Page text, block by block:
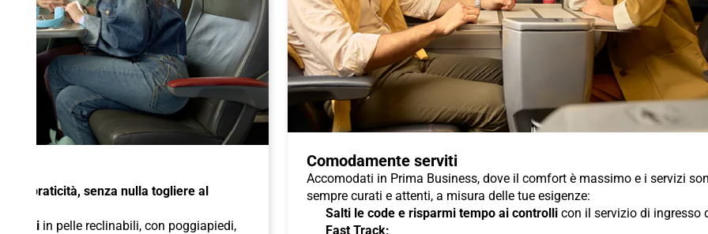
e praticità, senza nulla togliere al
sedili in pelle reclinabili, con poggiapiedi,
Comodamente serviti
Accomodati in Prima Business, dove il comfort è massimo e i servizi
sempre curati e attenti, a misura delle tue esigenze:
Salti le code e risparmi tempo ai controlli con il servizio di ingresso
Fast Track;